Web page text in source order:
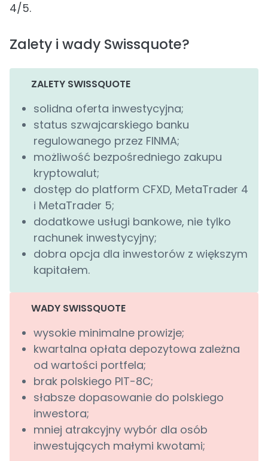
4/5.
Zalety i wady Swissquote?
ZALETY SWISSQUOTE
solidna oferta inwestycyjna;
status szwajcarskiego banku
regulowanego przez FINMA;
możliwość bezpośredniego zakupu
kryptowalut;
dostęp do platform CFXD, MetaTrader 4
i MetaTrader 5;
dodatkowe usługi bankowe, nie tylko
rachunek inwestycyjny;
dobra opcja dla inwestorów z większym
kapitałem.
WADY SWISSQUOTE
wysokie minimalne prowizje;
kwartalna opłata depozytowa zależna
od wartości portfela;
brak polskiego PIT-8C;
słabsze dopasowanie do polskiego
inwestora;
mniej atrakcyjny wybór dla osób
inwestujących małymi kwotami;